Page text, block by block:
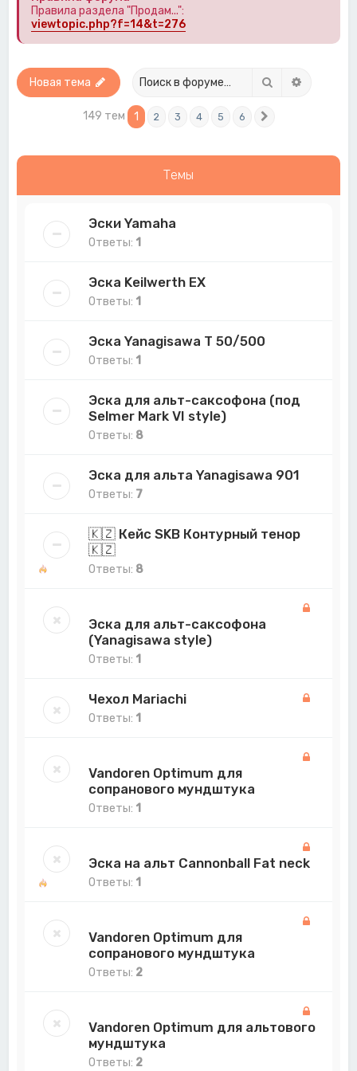
Правила раздела "Продам...":
viewtopic.php?f=14&t=276
Новая тема Поиск
149 тем 1 2 3 4 5 6
Темы
Эски Yamaha
Ответы: 1
Эска Keilwerth EX
Ответы: 1
Эска Yanagisawa T 50/500
Ответы: 1
Эска для альт-саксофона (под
Selmer Mark VI style)
Ответы: 8
Эска для альта Yanagisawa 901
Ответы: 7
🇰🇿 Кейс SKB Контурный тенор
🇰🇿
Ответы: 8
Эска для альт-саксофона
(Yanagisawa style)
Ответы: 1
Чехол Mariachi
Ответы: 1
Vandoren Optimum для
сопранового мундштука
Ответы: 1
Эска на альт Cannonball Fat neck
Ответы: 1
Vandoren Optimum для
сопранового мундштука
Ответы: 2
Vandoren Optimum для альтового
мундштука
Ответы: 2